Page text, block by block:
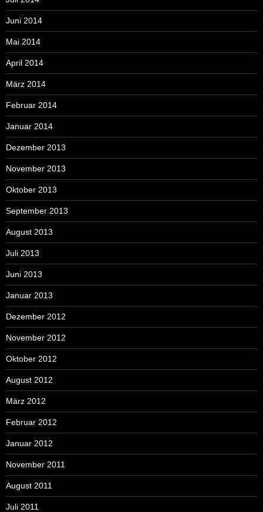
Juni 2014
Mai 2014
April 2014
März 2014
Februar 2014
Januar 2014
Dezember 2013
November 2013
Oktober 2013
September 2013
August 2013
Juli 2013
Juni 2013
Januar 2013
Dezember 2012
November 2012
Oktober 2012
August 2012
März 2012
Februar 2012
Januar 2012
November 2011
August 2011
Juli 2011